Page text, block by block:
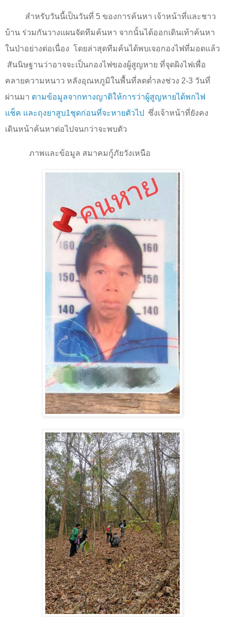
สำหรับวันนี้เป็นวันที่ 5 ของการค้นหา เจ้าหน้าที่และชาว
บ้าน ร่วมกันวางแผนจัดทีมค้นหา จากนั้นได้ออกเดินเท้าค้นหา
ในป่าอย่างต่อเนื่อง โดยล่าสุดทีมค้นได้พบเจอกองไฟที่มอดแล้ว
สันนิษฐานว่าอาจจะเป็นกองไฟของผู้สูญหาย ที่จุดผิงไฟเพื่อ
คลายความหนาว หลังอุณหภูมิในพื้นที่ลดต่ำลงช่วง 2-3 วันที่
ผ่านมา ตามข้อมูลจากทางญาติให้การว่าผู้สูญหายได้พกไฟ
แช็ค และถุงยาสูบ1ชุดก่อนที่จะหายตัวไป ซึ่งเจ้าหน้าที่ยังคง
เดินหน้าค้นหาต่อไปจนกว่าจะพบตัว
ภาพและข้อมูล สมาคมกู้ภัยวังเหนือ